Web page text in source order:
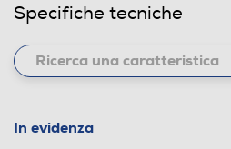
Specifiche tecniche
In evidenza